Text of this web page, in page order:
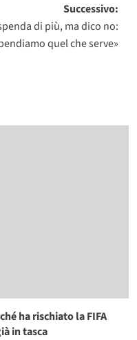
Successivo:
di più, ma dico no:
quel che serve»
ha rischiato la FIFA
in tasca